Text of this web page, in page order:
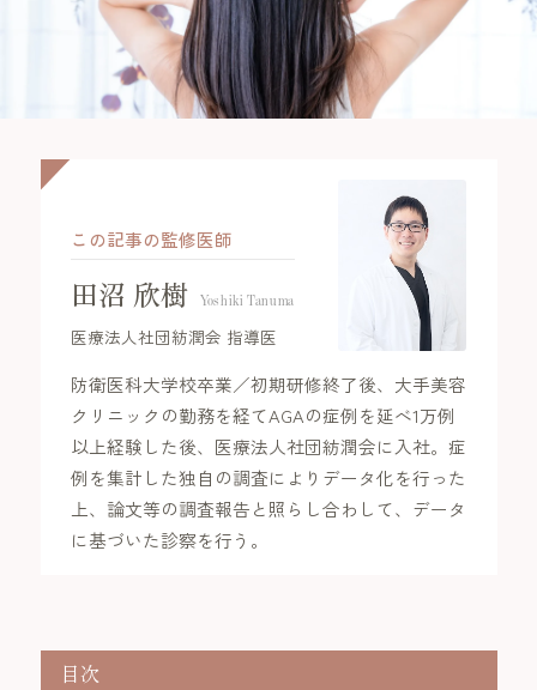
立川院 町田院
大宮院
名古屋院 大阪梅田院
神戸三宮院
FAGAコラム
お知らせ
プライバシーポリシー
この記事の監修医師
田沼 欣樹 Yoshiki Tanuma
医療法人社団紡潤会 指導医
防衛医科大学校卒業／初期研修終了後、大手美容
クリニックの勤務を経てAGAの症例を延べ1万例
以上経験した後、医療法人社団紡潤会に入社。症
例を集計した独自の調査によりデータ化を行った
上、論文等の調査報告と照らし合わして、データ
に基づいた診察を行う。
目次